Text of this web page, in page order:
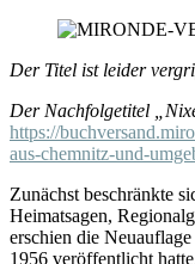
Der Titel ist leider
Der Nachfolgetitel
https://
aus-chemnitz-und-
Zunächst beschränkte
Heimatsagen,
erschien die
1956 veröffentlicht